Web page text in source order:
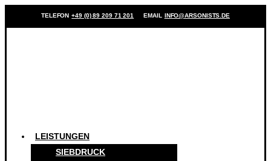
TELEFON +49 (0) 89 209 71 201 EMAIL INFO@ARSONISTS.DE
LEISTUNGEN
SIEBDRUCK